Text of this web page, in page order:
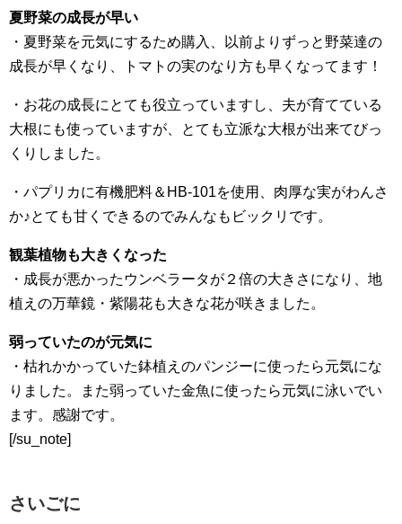
夏野菜の成長が早い
・夏野菜を元気にするため購入、以前よりずっと野菜達の
成長が早くなり、トマトの実のなり方も早くなってます！
・お花の成長にとても役立っていますし、夫が育てている
大根にも使っていますが、とても立派な大根が出来てびっ
くりしました。
・パプリカに有機肥料＆HB-101を使用、肉厚な実がわんさ
か♪とても甘くできるのでみんなもビックリです。
観葉植物も大きくなった
・成長が悪かったウンベラータが２倍の大きさになり、地
植えの万華鏡・紫陽花も大きな花が咲きました。
弱っていたのが元気に
・枯れかかっていた鉢植えのパンジーに使ったら元気にな
りました。また弱っていた金魚に使ったら元気に泳いでい
ます。感謝です。
[/su_note]
さいごに